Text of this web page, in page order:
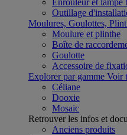
Enrouleur et lampe
Outillage
Moulures, Goulottes,
Moulure et plinthe
Boîte de
Goulotte
Accessoire de
Explorer par gamme Voir
Céliane
Dooxie
Mosaic
Retrouver les infos et
Anciens produits